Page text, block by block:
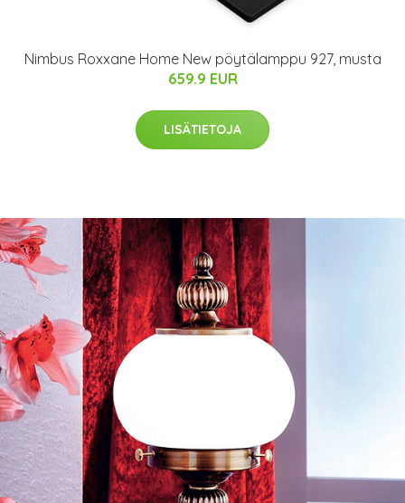
Nimbus Roxxane Home New pöytälamppu 927, musta
659.9 EUR
LISÄTIETOJA